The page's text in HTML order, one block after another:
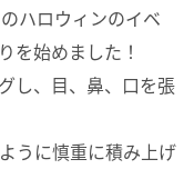
ハロウィンのイベ
を始めました！
し、目、鼻、口を張
うに慎重に積み上げ